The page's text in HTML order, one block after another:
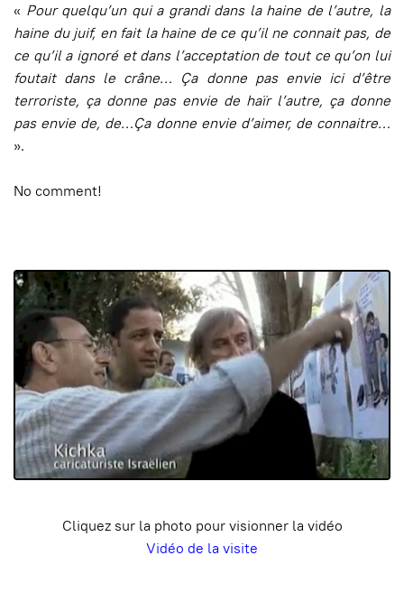
« Pour quelqu’un qui a grandi dans la haine de l’autre, la
haine du juif, en fait la haine de ce qu’il ne connait pas, de
ce qu’il a ignoré et dans l’acceptation de tout ce qu’on lui
foutait dans le crâne… Ça donne pas envie ici d’être
terroriste, ça donne pas envie de haïr l’autre, ça donne
pas envie de, de…Ça donne envie d’aimer, de connaitre…
».
No comment!
Cliquez sur la photo pour visionner la vidéo
Vidéo de la visite